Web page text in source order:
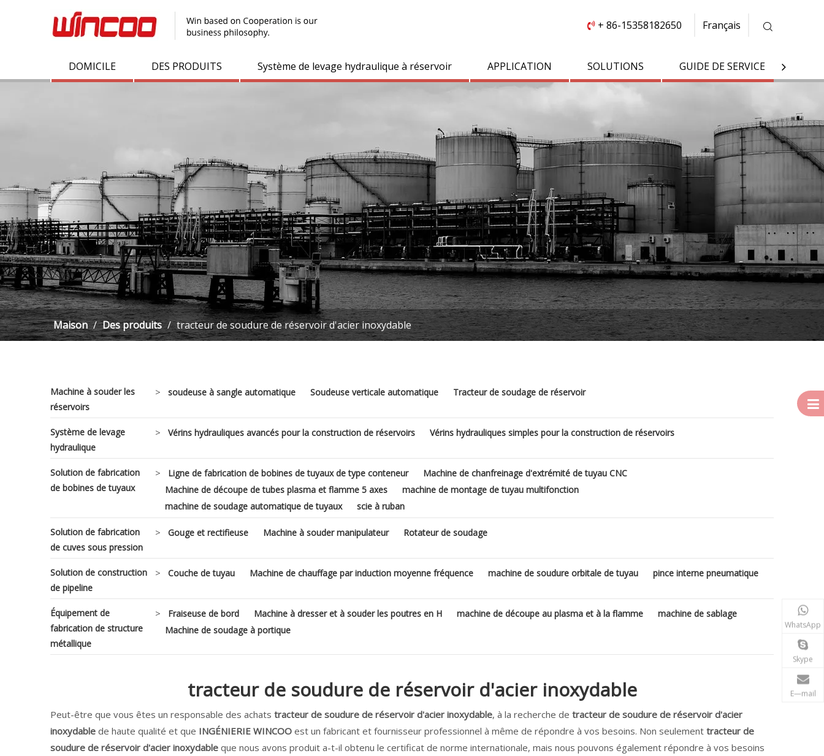
 + 86-15358182650 Français
DOMICILE DES PRODUITS Système de levage hydraulique à réservoir APPLICATION SOLUTIONS GUIDE DE SERVICE
Maison / Des produits / tracteur de soudure de réservoir d'acier inoxydable
Machine à souder les
réservoirs
> soudeuse à sangle automatique Soudeuse verticale automatique Tracteur de soudage de réservoir
Système de levage
hydraulique
> Vérins hydrauliques avancés pour la construction de réservoirs Vérins hydrauliques simples pour la construction de réservoirs
Solution de fabrication
de bobines de tuyaux
> Ligne de fabrication de bobines de tuyaux de type conteneur
Machine de chanfreinage d'extrémité de tuyau CNC
Machine de découpe de tubes plasma et flamme 5 axes
machine de montage de tuyau multifonction
machine de soudage automatique de tuyaux
scie à ruban
Solution de fabrication
de cuves sous pression
> Gouge et rectifieuse Machine à souder manipulateur Rotateur de soudage
Solution de construction
de pipeline
> Couche de tuyau Machine de chauffage par induction moyenne fréquence machine de soudure orbitale de tuyau pince interne pneumatique
Équipement de
fabrication de structure
métallique
> Fraiseuse de bord Machine à dresser et à souder les poutres en H machine de découpe au plasma et à la flamme
machine de sablage
Machine de soudage à portique
tracteur de soudure de réservoir d'acier inoxydable
Peut-être que vous êtes un responsable des achats tracteur de soudure de réservoir d'acier inoxydable, à la recherche de tracteur de soudure de réservoir d'acier
inoxydable de haute qualité et que INGÉNIERIE WINCOO est un fabricant et fournisseur professionnel à même de répondre à vos besoins. Non seulement tracteur de
soudure de réservoir d'acier inoxydable que nous avons produit a-t-il obtenu le certificat de norme internationale, mais nous pouvons également répondre à vos besoins
WhatsApp
Skype
E—mail